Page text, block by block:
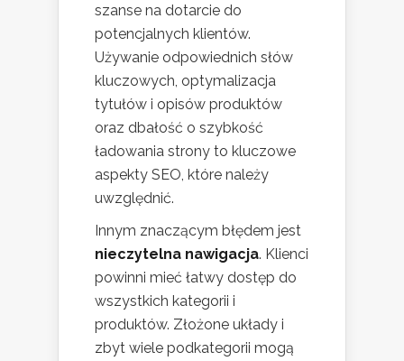
szanse na dotarcie do
potencjalnych klientów.
Używanie odpowiednich słów
kluczowych, optymalizacja
tytułów i opisów produktów
oraz dbałość o szybkość
ładowania strony to kluczowe
aspekty SEO, które należy
uwzględnić.
Innym znaczącym błędem jest
nieczytelna nawigacja. Klienci
powinni mieć łatwy dostęp do
wszystkich kategorii i
produktów. Złożone układy i
zbyt wiele podkategorii mogą